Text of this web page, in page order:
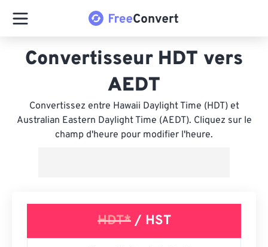
Convertisseur HDT vers
AEDT
Convertissez entre Hawaii Daylight Time (HDT) et
Australian Eastern Daylight Time (AEDT). Cliquez sur le
champ d'heure pour modifier l'heure.
HDT*/ HST